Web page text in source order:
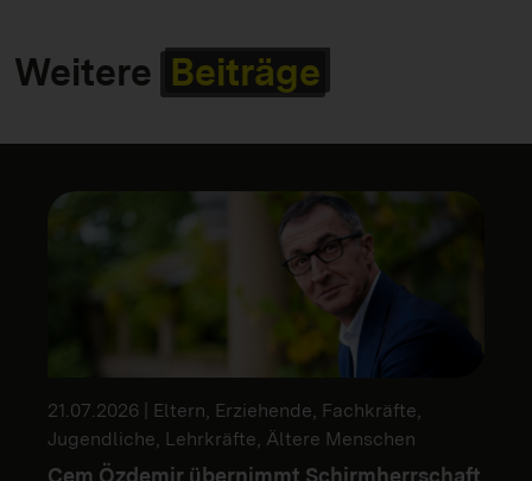
Weitere Beiträge
21.07.2026 | Eltern, Erziehende, Fachkräfte,
Jugendliche, Lehrkräfte, Ältere Menschen